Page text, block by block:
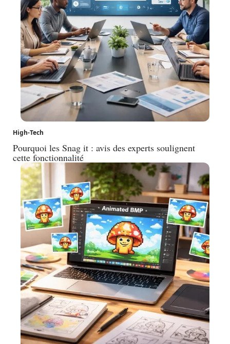
High-Tech
Pourquoi les Snag it : avis des experts soulignent
cette fonctionnalité